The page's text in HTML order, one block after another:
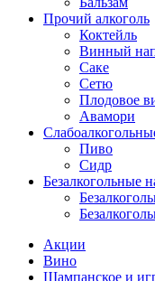
Прочий алкоголь
Коктейль
Винный
Саке
Сетю
Плодовое
Авамори
Пиво
Сидр
Безалкогольные
Акции
Вино
Шампанское и